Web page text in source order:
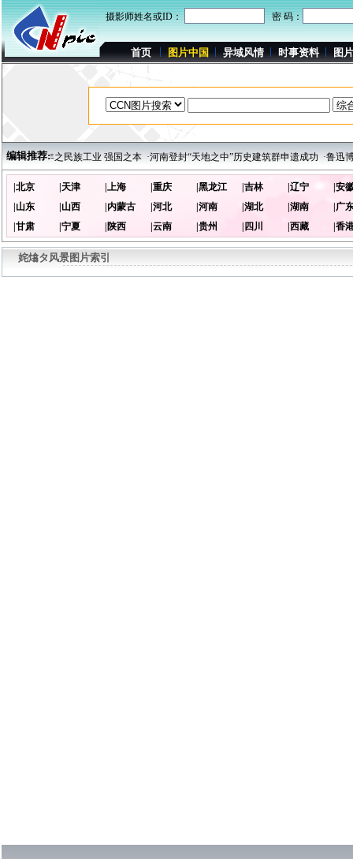
摄影师姓名或ID： 密 码：
首页 图片中国 异域风情 时事资料 图
编辑推荐:
六十周年之民族工业 强国之本 ·河南登封“天地之中”历史建筑群申遗成功 ·鲁迅博
|北京 |天津 |上海 |重庆 |黑龙江 |吉林 |辽宁
|安
|山东
|山西 |内蒙古 |河北 |河南 |湖北 |湖南
|广
|甘肃
|宁夏 |陕西 |云南 |贵州 |四川 |西藏 |香
姹熻タ风景图片索引